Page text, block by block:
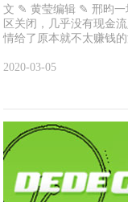
文 ✎ 黄莹编辑 ✎ 邢昀一
区关闭，几乎没有现金
情给了原本就不太赚钱
2020-03-05